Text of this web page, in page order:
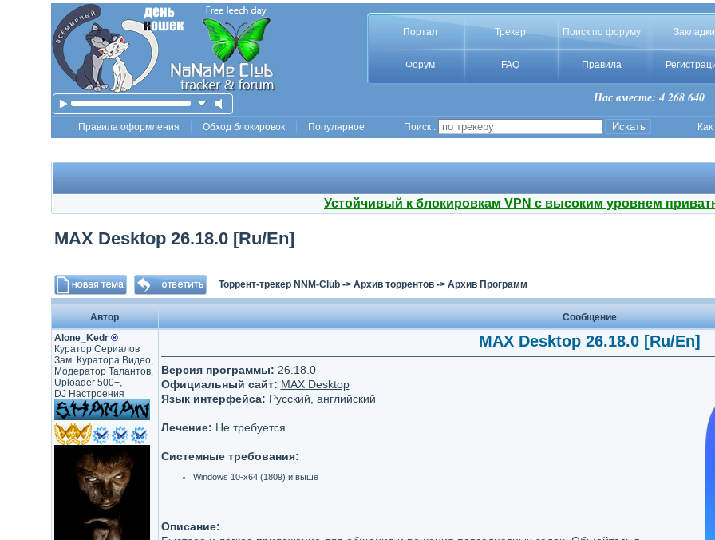
Портал Трекер Поиск по форуму Закладки
Форум FAQ Правила
Нас вместе: 4 268 640
Правила оформления Обход блокировок Популярное Поиск :
Устойчивый к блокировкам VPN с высоким уровнем
MAX Desktop 26.18.0 [Ru/En]
Торрент-трекер NNM-Club-> Архив торрентов-> Архив Программ
Автор
Сообщение
Alone_Kedr ®
Куратор Сериалов
Зам. Куратора Видео,
Модератор Талантов,
Uploader 500+,
DJ Настроения
MAX Desktop 26.18.0 [Ru/En]
Версия программы: 26.18.0
Официальный сайт: MAX Desktop
Язык интерфейса: Русский, английский
Лечение: Не требуется
Системные требования:
Windows 10-x64 (1809) и выше
Описание: